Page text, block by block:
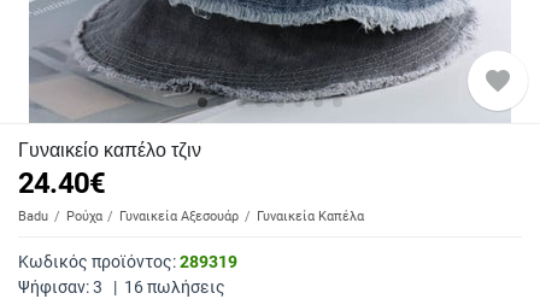
favorite
Γυναικείο καπέλο τζιν
24.40€
Badu Ρούχα Γυναικεία Αξεσουάρ Γυναικεία Καπέλα
Κωδικός προϊόντος:289319
Ψήφισαν:3 | 16πωλήσεις